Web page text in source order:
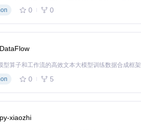
便快速切换。
0 0
DataFlow
型算子和工作流的高效文本大模型训练数据合成框架
0 5
py-xiaozhi